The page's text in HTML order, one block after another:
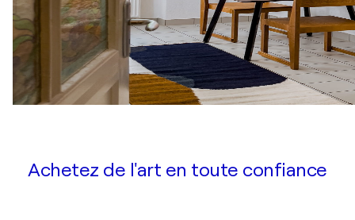
Achetez de l'art en toute confiance